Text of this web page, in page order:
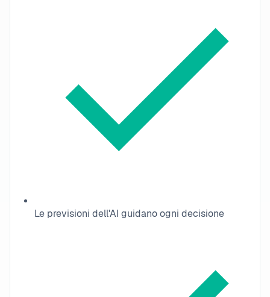
Le previsioni dell'AI guidano ogni decisione